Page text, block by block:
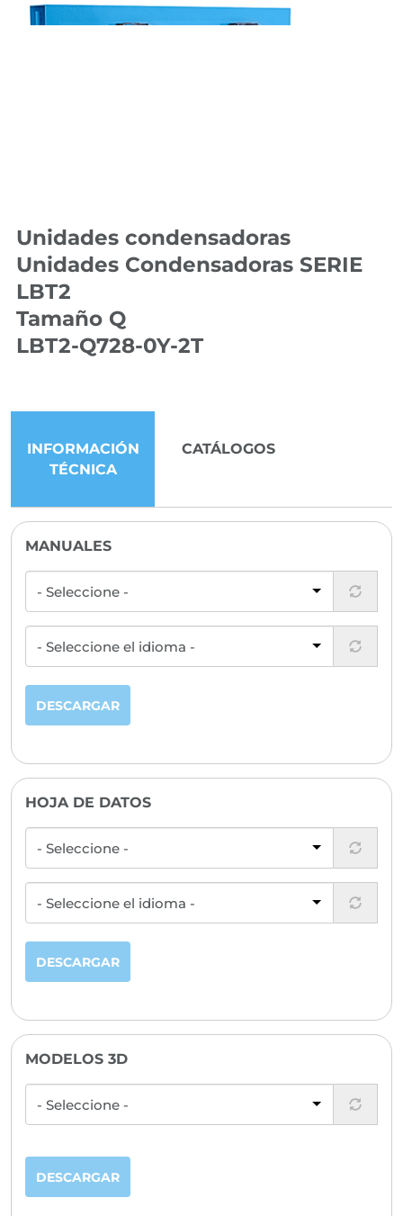
Unidades condensadoras
Unidades Condensadoras SERIE
LBT2
Tamaño Q
LBT2-Q728-0Y-2T
INFORMACIÓN
TÉCNICA
CATÁLOGOS
MANUALES
DESCARGAR
HOJA DE DATOS
DESCARGAR
MODELOS 3D
DESCARGAR